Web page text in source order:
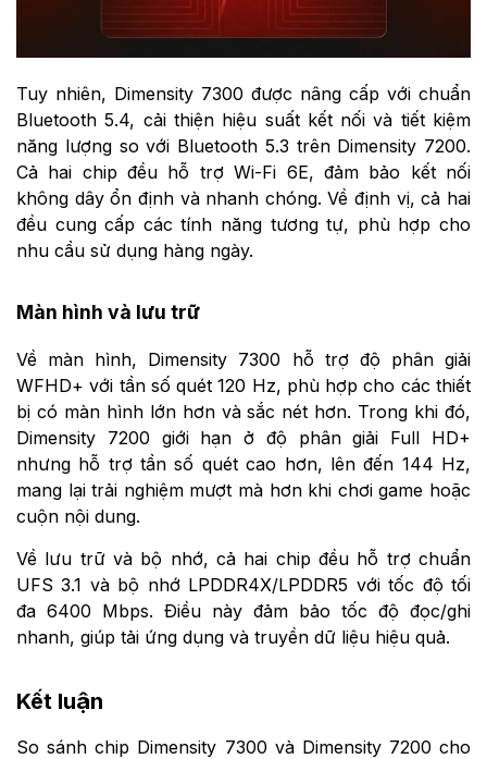
Tuy nhiên, Dimensity 7300 được nâng cấp với chuẩn
Bluetooth 5.4, cải thiện hiệu suất kết nối và tiết kiệm
năng lượng so với Bluetooth 5.3 trên Dimensity 7200.
Cả hai chip đều hỗ trợ Wi-Fi 6E, đảm bảo kết nối
không dây ổn định và nhanh chóng. Về định vị, cả hai
đều cung cấp các tính năng tương tự, phù hợp cho
nhu cầu sử dụng hàng ngày.
Màn hình và lưu trữ
Về màn hình, Dimensity 7300 hỗ trợ độ phân giải
WFHD+ với tần số quét 120 Hz, phù hợp cho các thiết
bị có màn hình lớn hơn và sắc nét hơn. Trong khi đó,
Dimensity 7200 giới hạn ở độ phân giải Full HD+
nhưng hỗ trợ tần số quét cao hơn, lên đến 144 Hz,
mang lại trải nghiệm mượt mà hơn khi chơi game hoặc
cuộn nội dung.
Về lưu trữ và bộ nhớ, cả hai chip đều hỗ trợ chuẩn
UFS 3.1 và bộ nhớ LPDDR4X/LPDDR5 với tốc độ tối
đa 6400 Mbps. Điều này đảm bảo tốc độ đọc/ghi
nhanh, giúp tải ứng dụng và truyền dữ liệu hiệu quả.
Kết luận
So sánh chip Dimensity 7300 và Dimensity 7200 cho